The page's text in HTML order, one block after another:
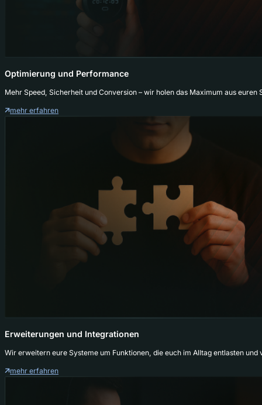
Optimierung und Performance
Mehr Speed, Sicherheit und Conversion – wir holen das Maximum aus euren
mehr erfahren
Erweiterungen und Integrationen
Wir erweitern eure Systeme um Funktionen, die euch im Alltag entlasten und
mehr erfahren